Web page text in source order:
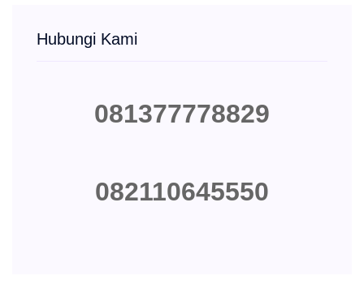
Hubungi Kami
081377778829
082110645550